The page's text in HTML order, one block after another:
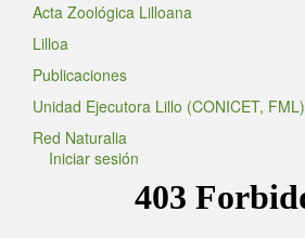
Acta Zoológica Lilloana
Lilloa
Publicaciones
Unidad Ejecutora Lillo (CONICET, FML)
Red Naturalia
Iniciar sesión